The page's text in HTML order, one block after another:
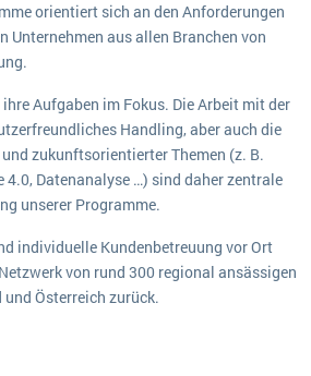
orientiert sich an den Anforderungen
aus allen Branchen von
Aufgaben im Fokus. Die Arbeit mit der
Handling, aber auch die
zukunftsorientierter Themen (z. B.
Datenanalyse …) sind daher zentrale
unserer Programme.
individuelle Kundenbetreuung vor Ort
von rund 300 regional ansässigen
Österreich zurück.